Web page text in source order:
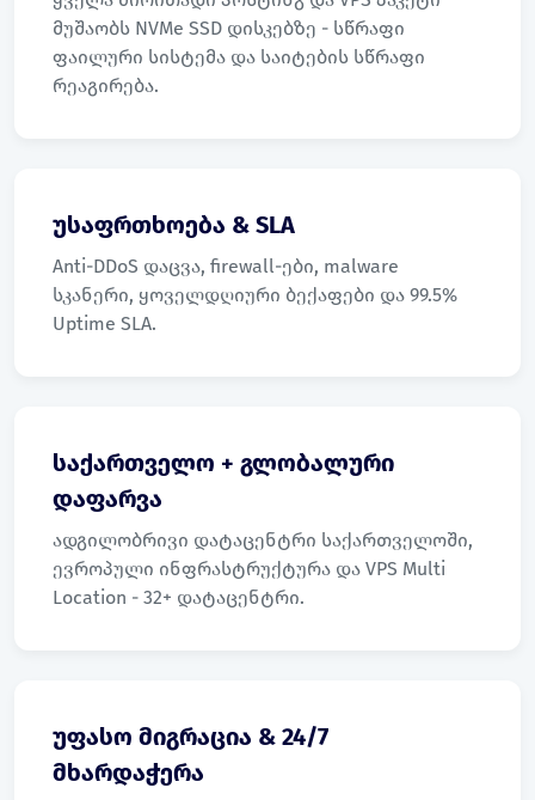
მუშაობს NVMe SSD დისკებზე - სწრაფი
ფაილური სისტემა და საიტების სწრაფი
რეაგირება.
უსაფრთხოება & SLA
Anti-DDoS დაცვა, firewall-ები, malware
სკანერი, ყოველდღიური ბექაფები და 99.5%
Uptime SLA.
საქართველო + გლობალური
დაფარვა
ადგილობრივი დატაცენტრი საქართველოში,
ევროპული ინფრასტრუქტურა და VPS Multi
Location - 32+ დატაცენტრი.
უფასო მიგრაცია & 24/7
მხარდაჭერა